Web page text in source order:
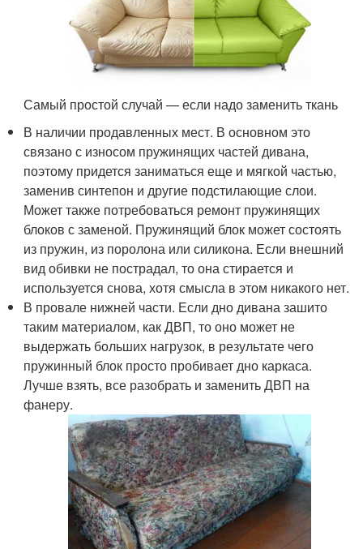
Самый простой случай — если надо заменить ткань
В наличии продавленных мест. В основном это
связано с износом пружинящих частей дивана,
поэтому придется заниматься еще и мягкой частью,
заменив синтепон и другие подстилающие слои.
Может также потребоваться ремонт пружинящих
блоков с заменой. Пружинящий блок может состоять
из пружин, из поролона или силикона. Если внешний
вид обивки не пострадал, то она стирается и
используется снова, хотя смысла в этом никакого нет.
В провале нижней части. Если дно дивана зашито
таким материалом, как ДВП, то оно может не
выдержать больших нагрузок, в результате чего
пружинный блок просто пробивает дно каркаса.
Лучше взять, все разобрать и заменить ДВП на
фанеру.